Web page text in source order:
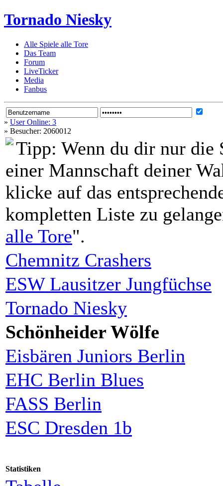
Tornado Niesky
Alle Spiele alle Tore
Das Team
Forum
LiveTicker
Media
Fanbus
» User Online: 3
» Besucher: 2060012
Tipp: Wenn du dir nur die
einer Mannschaft deiner
klicke auf das
kompletten Liste zu
alle Tore".
Chemnitz Crashers
ESW Lausitzer Jungfüchse
Tornado Niesky
Schönheider Wölfe
Eisbären Juniors Berlin
EHC Berlin Blues
FASS Berlin
ESC Dresden 1b
Statistiken